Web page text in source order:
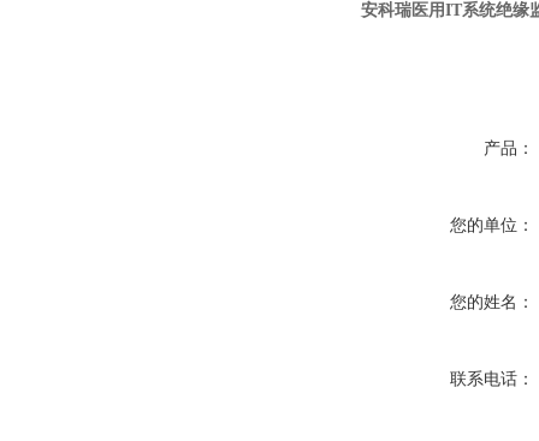
安科瑞医用IT系统绝缘
产品：
您的单位：
您的姓名：
联系电话：